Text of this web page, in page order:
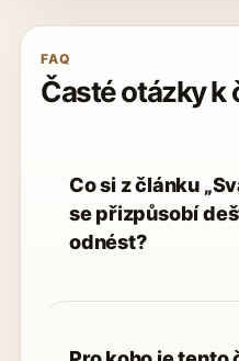
FAQ
Časté otázky k
Co si z článku
se přizpůsobí
odnést?